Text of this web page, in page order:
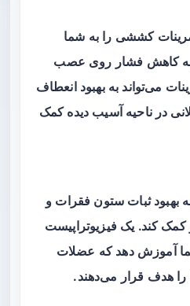
کششی را به شما
به کاهش فشار روی عصب
می‌تواند به بهبود انعطاف
در ناحیه آسیب دیده کمک
بهبود ثبات ستون فقرات و
کند. یک فیزیوتراپیست
شما آموزش دهد که عضلات
هدف قرار می‌دهند.